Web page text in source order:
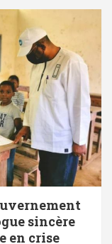
sincère
en crise